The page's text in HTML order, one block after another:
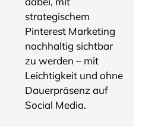
strategischem
Pinterest Marketing
nachhaltig sichtbar
zu werden – mit
Leichtigkeit und ohne
Dauerpräsenz auf
Social Media.